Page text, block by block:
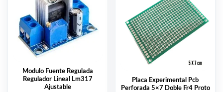
Modulo Fuente Regulada
Regulador Lineal Lm317
Ajustable
Placa Experimental Pcb
Perforada 5×7 Doble Fr4 Proto